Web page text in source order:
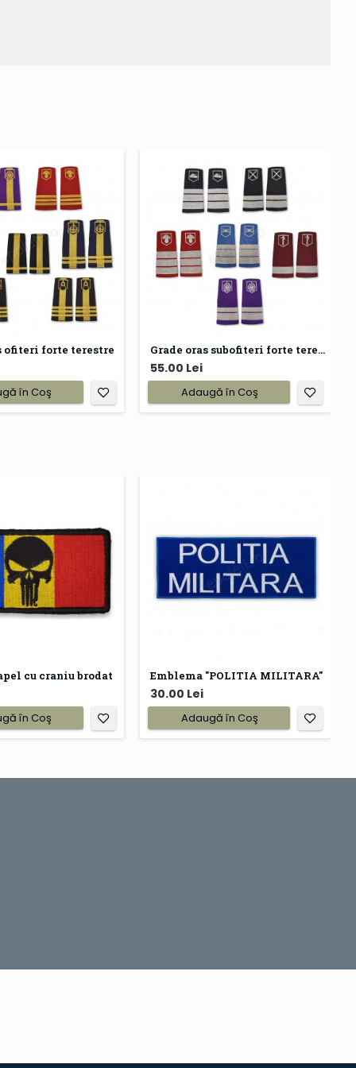
ofiteri forte terestre
în Coş
Grade oras subofiteri forte terestre
55.00 Lei
Adaugă în Coş
cu craniu brodat
în Coş
Emblema "POLITIA MILITARA"
30.00 Lei
Adaugă în Coş